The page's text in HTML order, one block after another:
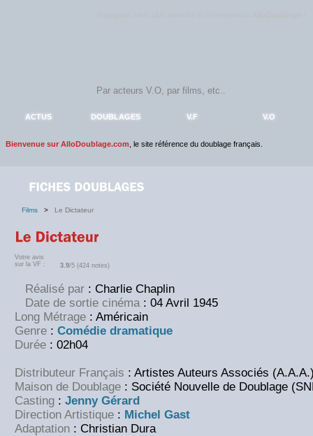
ACTUS DOUBLAGES V.F V.O
Bienvenue sur AlloDoublage.com , le site référence du doublage français.
Films > Le Dictateur
Votre avis
sur la VF :
3.9/5 (424 notes)
Réalisé par : Charlie Chaplin
Date de sortie cinéma : 04 Avril 1945
Long Métrage : Américain
Genre : Comédie dramatique
Durée : 02h04
Distributeur Français : Artistes Auteurs Associés
Maison de Doublage : Société Nouvelle de Doublage
Casting : Jenny Gérard
Direction Artistique : Michel Gast
Adaptation : Christian Dura